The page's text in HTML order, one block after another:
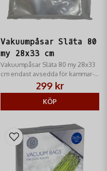
Vakuumpåsar Släta 80
my 28x33 cm
Vakuumpåsar Släta 80 my 28x33
cm endast avsedda för kammar-
vakuumförpackare
299 kr
KÖP